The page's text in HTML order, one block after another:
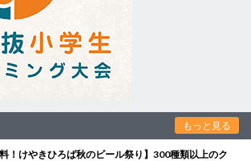
もっと見る
料！けやきひろば秋のビール祭り】300種類以上のク